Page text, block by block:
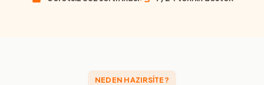
NEDEN HAZIRSİTE?